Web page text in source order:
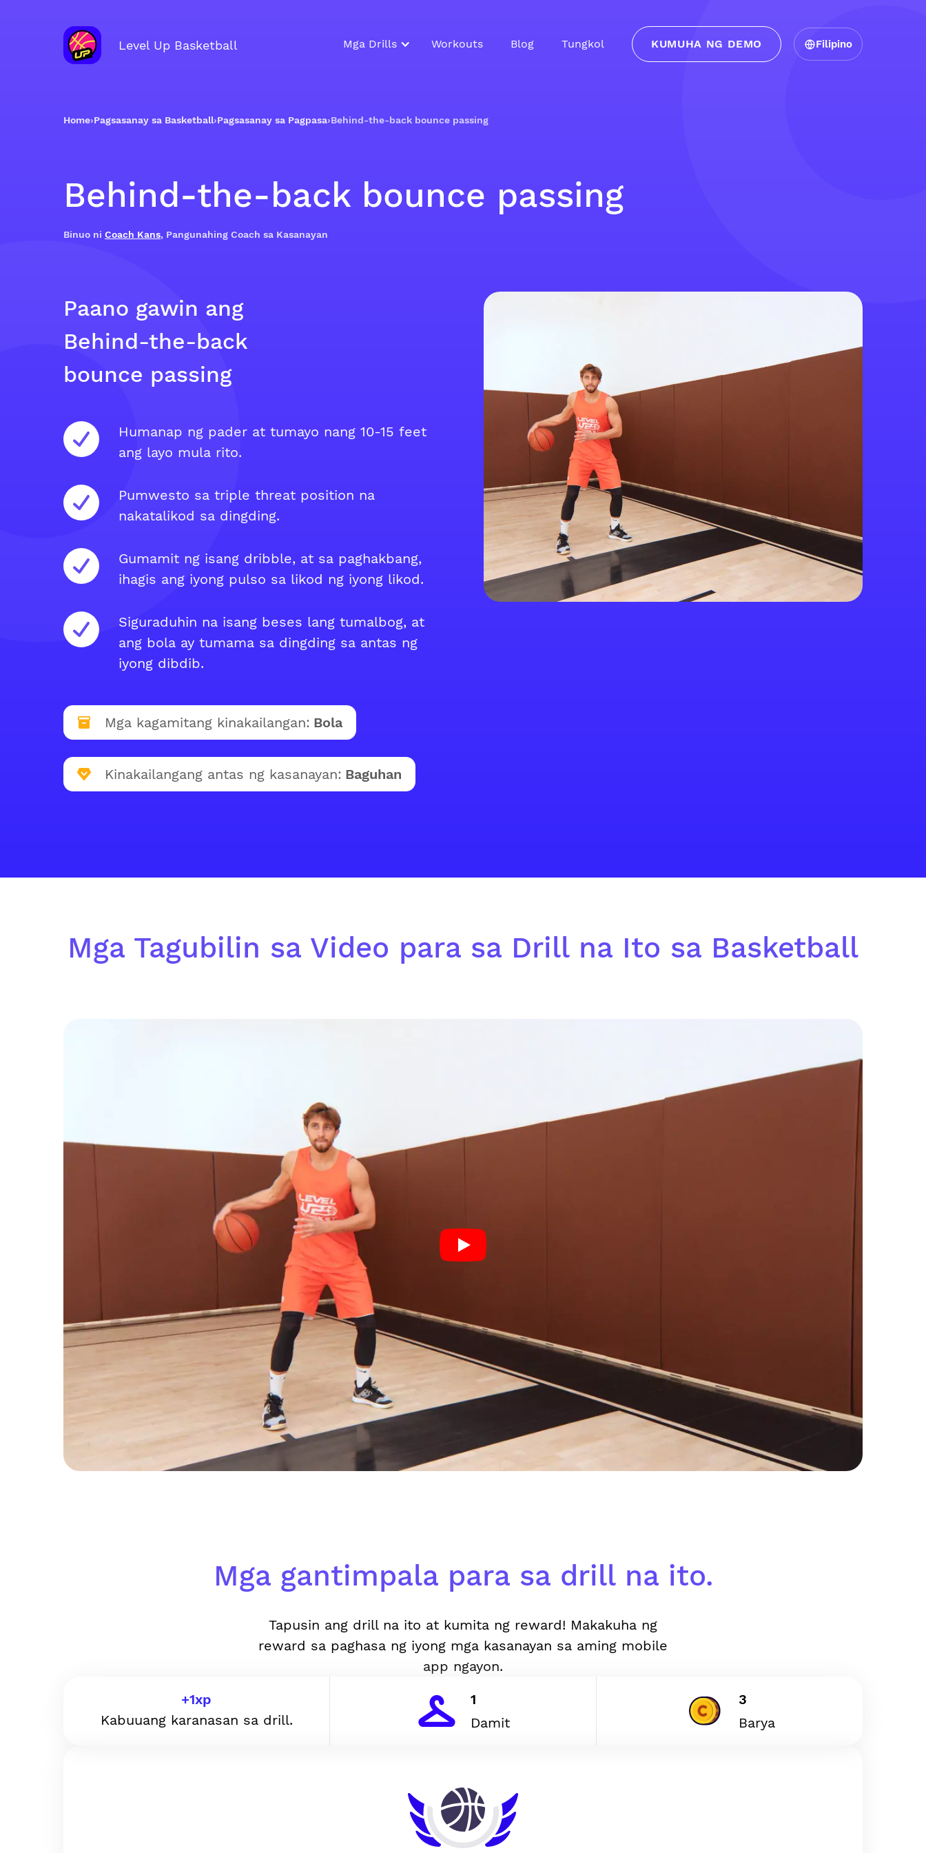
Level Up Basketball Mga Drills Workouts Blog Tungkol KUMUHA NG DEMO Filipino
Home›Pagsasanay sa Basketball›Pagsasanay sa Pagpasa›Behind-the-back bounce passing
Behind-the-back bounce passing
Binuo ni Coach Kans, Pangunahing Coach sa Kasanayan
Paano gawin ang
Behind-the-back
bounce passing
Humanap ng pader at tumayo nang 10-15 feet
ang layo mula rito.
Pumwesto sa triple threat position na
nakatalikod sa dingding.
Gumamit ng isang dribble, at sa paghakbang,
ihagis ang iyong pulso sa likod ng iyong likod.
Siguraduhin na isang beses lang tumalbog, at
ang bola ay tumama sa dingding sa antas ng
iyong dibdib.
Mga kagamitang kinakailangan: Bola
Kinakailangang antas ng kasanayan: Baguhan
Mga Tagubilin sa Video para sa Drill na Ito sa Basketball
Mga gantimpala para sa drill na ito.
Tapusin ang drill na ito at kumita ng reward! Makakuha ng
reward sa paghasa ng iyong mga kasanayan sa aming mobile
app ngayon.
+1xp
Kabuuang karanasan sa drill.
1
Damit
3
Barya